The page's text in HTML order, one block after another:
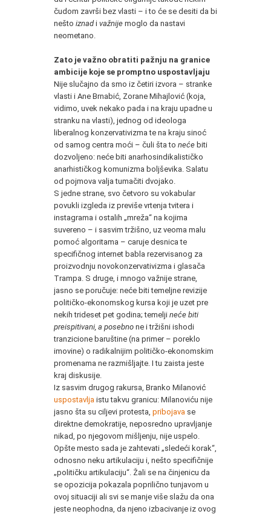
čudom završi bez vlasti – i to će se desiti da bi
nešto iznadi važnije moglo da nastavi
neometano.
Zato je važno obratiti pažnju na granice
ambicije koje se promptno uspostavljaju
Nije slučajno da smo iz četiri izvora – stranke
vlasti i Ane Brnabić, Zorane Mihajlović (koja,
vidimo, uvek nekako pada i na kraju upadne u
stranku na vlasti), jednog od ideologa
liberalnog konzervativizma te na kraju sinoć
od samog centra moći – čuli šta to neće biti
dozvoljeno: neće biti anarhosindikalističko
anarhističkog komunizma boljševika. Salatu
od pojmova valja tumačiti dvojako.
S jedne strane, svo četvoro su vokabular
povukli izgleda iz previše vrtenja tvitera i
instagrama i ostalih „mreža“ na kojima
suvereno – i sasvim tržišno, uz veoma malu
pomoć algoritama – caruje desnica te
specifičnog internet babla rezervisanog za
proizvodnju novokonzervativizma i glasača
Trampa. S druge, i mnogo važnije strane,
jasno se poručuje: neće biti temeljne revizije
političko-ekonomskog kursa koji je uzet pre
nekih trideset pet godina; temelji neće biti
preispitivani, a posebno ne i tržišni ishodi
tranzicione baruštine (na primer – poreklo
imovine) o radikalnijim političko-ekonomskim
promenama ne razmišljajte. I tu zaista jeste
kraj diskusije.
Iz sasvim drugog rakursa, Branko Milanović
uspostavlja istu takvu granicu: Milanoviću nije
jasno šta su ciljevi protesta, pribojava se
direktne demokratije, neposredno upravljanje
nikad, po njegovom mišljenju, nije uspelo.
Opšte mesto sada je zahtevati „sledeći korak“,
odnosno neku artikulaciju i, nešto specifičnije
„političku artikulaciju“. Žali se na činjenicu da
se opozicija pokazala poprilično tunjavom u
ovoj situaciji ali svi se manje više slažu da ona
jeste neophodna, da njeno izbacivanje iz ovog